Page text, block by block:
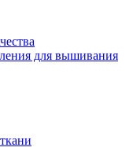
для вышивания